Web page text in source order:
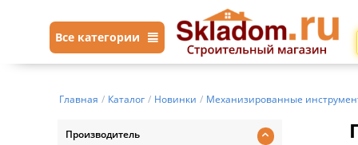
Все категории
Главная / Каталог / Новинки / Механизированные
Производитель